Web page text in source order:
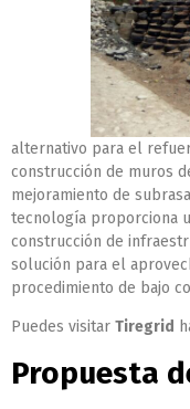
alternativo para el
construcción de muros
mejoramiento de
tecnología proporciona
construcción de
solución para el
procedimiento de bajo
Puedes visitar Tiregrid
Propuesta